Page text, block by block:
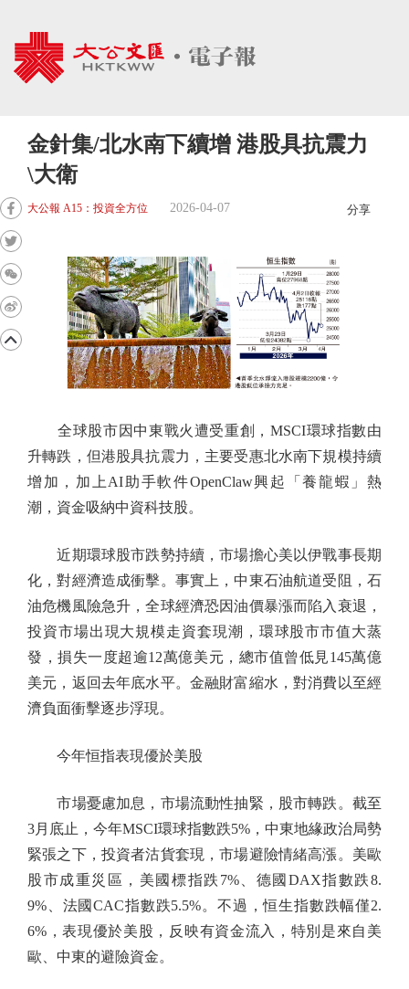
金針集/北水南下續增 港股具抗震力
\大衛
大公報 A15：投資全方位 2026-04-07 分享
全球股市因中東戰火遭受重創，MSCI環球指數由
升轉跌，但港股具抗震力，主要受惠北水南下規模持續
增加，加上AI助手軟件OpenClaw興起「養龍蝦」熱
潮，資金吸納中資科技股。
近期環球股市跌勢持續，市場擔心美以伊戰事長期
化，對經濟造成衝擊。事實上，中東石油航道受阻，石
油危機風險急升，全球經濟恐因油價暴漲而陷入衰退，
投資市場出現大規模走資套現潮，環球股市市值大蒸
發，損失一度超逾12萬億美元，總市值曾低見145萬億
美元，返回去年底水平。金融財富縮水，對消費以至經
濟負面衝擊逐步浮現。
今年恒指表現優於美股
市場憂慮加息，市場流動性抽緊，股市轉跌。截至
3月底止，今年MSCI環球指數跌5%，中東地緣政治局勢
緊張之下，投資者沽貨套現，市場避險情緒高漲。美歐
股市成重災區，美國標指跌7%、德國DAX指數跌8.
9%、法國CAC指數跌5.5%。不過，恒生指數跌幅僅2.
6%，表現優於美股，反映有資金流入，特別是來自美
歐、中東的避險資金。